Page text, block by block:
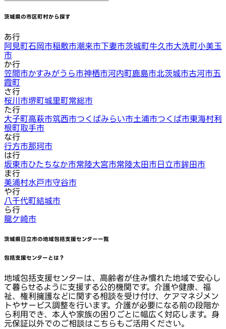
茨城県の市区町村から探す
あ行
阿見町石岡市稲敷市潮来市下妻市茨城町牛久市大洗町小美玉
市
か行
笠間市かすみがうら市神栖市河内町鹿島市北茨城市古河市五
霞町
さ行
桜川市堺町城里町常総市
た行
大子町高萩市筑西市つくばみらい市土浦市つくば市東海村利
根町取手市
な行
行方市那珂市
は行
坂東市ひたちなか市常陸大宮市常陸太田市日立市鉾田市
ま行
美浦村水戸市守谷市
や行
八千代町結城市
ら行
龍ケ崎市
茨城県日立市の地域包括支援センター一覧
包括支援センターとは？
地域包括支援センターは、高齢者が住み慣れた地域で安心し
て暮らせるように支援する公的機関です。介護や健康、福
祉、権利擁護などに関する相談を受け付け、ケアマネジメン
トやサービス調整を行います。介護が必要になる前の段階か
ら利用でき、本人や家族の困りごとに幅広く対応します。身
元保証以外でのご相談はこちらもご活用ください。